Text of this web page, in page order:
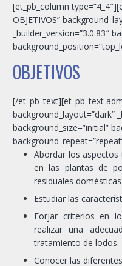
[et_pb_column
OBJETIVOS”
_builder_version=”3.0.83″
OBJETIVOS
[/et_pb_text][et_pb_text
background_layout=”dark”
background_size=”initial”
Abordar los
en las plantas de
residuales
Estudiar las
Forjar criterios en
realizar una
tratamiento de lodos.
Conocer las